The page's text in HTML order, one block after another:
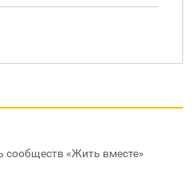
сообществ «Жить вместе»